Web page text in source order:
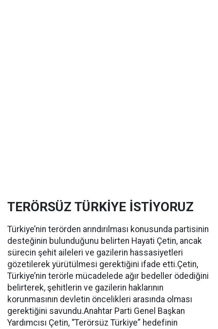
TERÖRSÜZ TÜRKİYE İSTİYORUZ
Türkiye’nin terörden arındırılması konusunda partisinin
desteğinin bulunduğunu belirten Hayati Çetin, ancak
sürecin şehit aileleri ve gazilerin hassasiyetleri
gözetilerek yürütülmesi gerektiğini ifade etti.Çetin,
Türkiye’nin terörle mücadelede ağır bedeller ödediğini
belirterek, şehitlerin ve gazilerin haklarının
korunmasının devletin öncelikleri arasında olması
gerektiğini savundu.Anahtar Parti Genel Başkan
Yardımcısı Çetin, “Terörsüz Türkiye” hedefinin